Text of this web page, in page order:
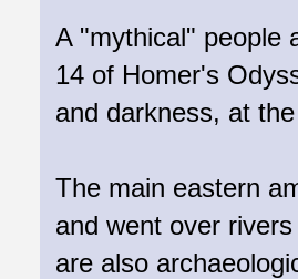
A "mythical" people
14 of Homer's
and darkness, at
The main eastern
and went over
are also